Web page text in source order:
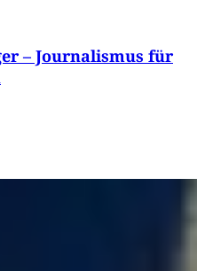
– Journalismus für